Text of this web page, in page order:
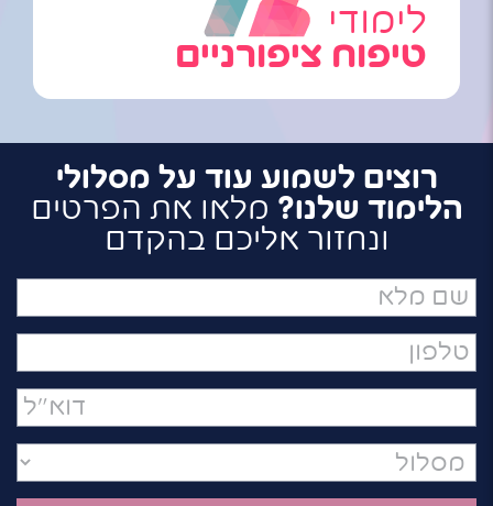
לימודי
טיפוח ציפורניים
רוצים לשמוע עוד על מסלולי
הלימוד שלנו? מלאו את הפרטים
ונחזור אליכם בהקדם
שם
טלפון